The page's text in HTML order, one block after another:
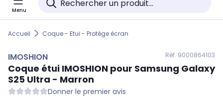
Accéder directement au chatbot
Menu
Accueil Coque - Etui - Protège écran
IMOSHION Réf. 9000864103
Coque étui IMOSHION pour Samsung Galaxy
S25 Ultra - Marron
Donner le premier avis